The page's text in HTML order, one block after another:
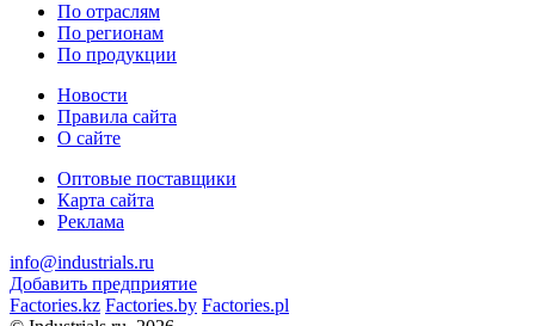
По отраслям
По регионам
По продукции
Новости
Правила сайта
О сайте
Оптовые поставщики
Карта сайта
Реклама
info@industrials.ru
Добавить предприятие
Factories.kz Factories.by Factories.pl